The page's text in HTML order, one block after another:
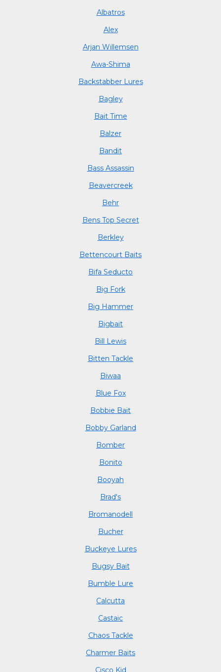
Albatros
Alex
Arjan Willemsen
Awa-Shima
Backstabber Lures
Bagley
Bait Time
Balzer
Bandit
Bass Assassin
Beavercreek
Behr
Bens Top Secret
Berkley
Bettencourt Baits
Bifa Seducto
Big Fork
Big Hammer
Bigbait
Bill Lewis
Bitten Tackle
Biwaa
Blue Fox
Bobbie Bait
Bobby Garland
Bomber
Bonito
Booyah
Brad's
Bromanodell
Bucher
Buckeye Lures
Bugsy Bait
Bumble Lure
Calcutta
Castaic
Chaos Tackle
Charmer Baits
Cisco Kid